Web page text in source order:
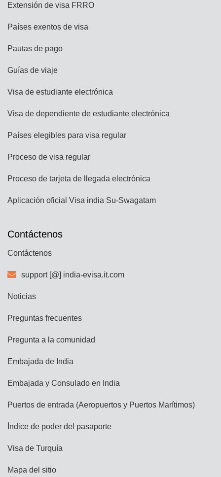
Extensión de visa FRRO
Países exentos de visa
Pautas de pago
Guías de viaje
Visa de estudiante electrónica
Visa de dependiente de estudiante electrónica
Países elegibles para visa regular
Proceso de visa regular
Proceso de tarjeta de llegada electrónica
Aplicación oficial Visa india Su-Swagatam
Contáctenos
Contáctenos
support [@] india-evisa.it.com
Noticias
Preguntas frecuentes
Pregunta a la comunidad
Embajada de India
Embajada y Consulado en India
Puertos de entrada (Aeropuertos y Puertos Marítimos)
Índice de poder del pasaporte
Visa de Turquía
Mapa del sitio